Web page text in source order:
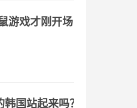
游戏才刚开场
国站起来吗？